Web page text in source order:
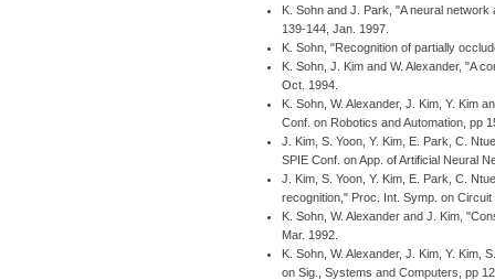
K. Sohn and J. Park, "A neural
139-144, Jan. 1997.
K. Sohn, "Recognition of partially
K. Sohn, J. Kim and W. Alexander, "A
Oct. 1994.
K. Sohn, W. Alexander, J. Kim, Y. Kim
Conf. on Robotics and Automation, pp
J. Kim, S. Yoon, Y. Kim, E. Park, C.
SPIE Conf. on App. of Artificial Neural
J. Kim, S. Yoon, Y. Kim, E. Park, C.
recognition," Proc. Int. Symp. on
K. Sohn, W. Alexander and J. Kim,
Mar. 1992.
K. Sohn, W. Alexander, J. Kim, Y. Kim,
on Sig., Systems and Computers, pp